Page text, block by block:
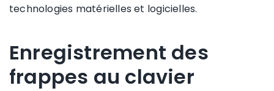
technologies matérielles et logicielles.
Enregistrement des
frappes au clavier